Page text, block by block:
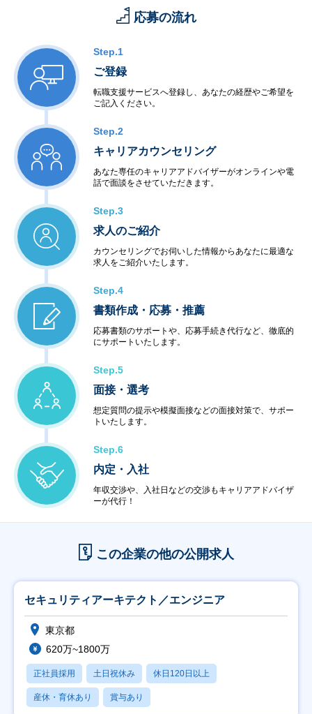
応募の流れ
Step.1
ご登録
転職支援サービスへ登録し、あなたの経歴やご希望を
ご記入ください。
Step.2
キャリアカウンセリング
あなた専任のキャリアアドバイザーがオンラインや電
話で面談をさせていただきます。
Step.3
求人のご紹介
カウンセリングでお伺いした情報からあなたに最適な
求人をご紹介いたします。
Step.4
書類作成・応募・推薦
応募書類のサポートや、応募手続き代行など、徹底的
にサポートいたします。
Step.5
面接・選考
想定質問の提示や模擬面接などの面接対策で、サポー
トいたします。
Step.6
内定・入社
年収交渉や、入社日などの交渉もキャリアアドバイザ
ーが代行！
この企業の他の公開求人
セキュリティアーキテクト／エンジニア
東京都
620万~1800万
正社員採用 土日祝休み 休日120日以上
産休・育休あり 賞与あり